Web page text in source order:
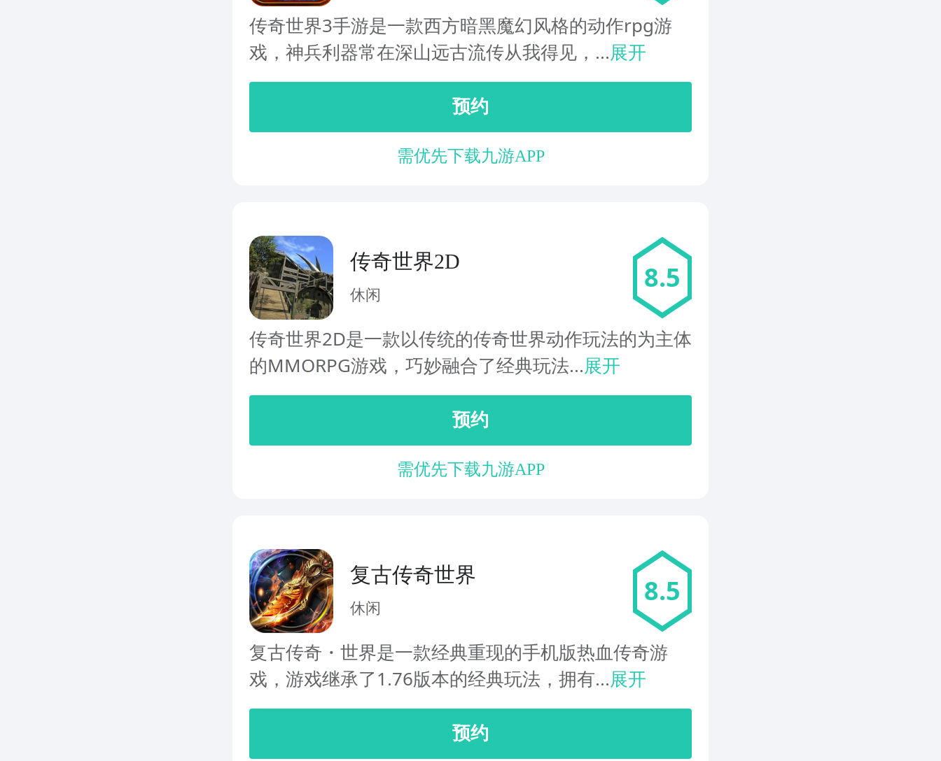
传奇世界3手游是一款西方暗黑魔幻风格的动作rpg游
戏，神兵利器常在深山远古流传从我得见，...展开
预约
需优先下载九游APP
传奇世界2D
休闲
8.5
传奇世界2D是一款以传统的传奇世界动作玩法的为主体
的MMORPG游戏，巧妙融合了经典玩法...展开
预约
需优先下载九游APP
复古传奇世界
休闲
8.5
复古传奇・世界是一款经典重现的手机版热血传奇游
戏，游戏继承了1.76版本的经典玩法，拥有...展开
预约